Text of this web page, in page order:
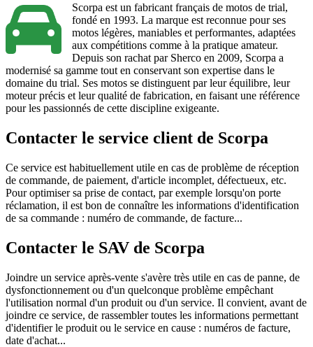
Scorpa est un fabricant français de motos de trial,
fondé en 1993. La marque est reconnue pour ses
motos légères, maniables et performantes, adaptées
aux compétitions comme à la pratique amateur.
Depuis son rachat par Sherco en 2009, Scorpa a
modernisé sa gamme tout en conservant son expertise dans le
domaine du trial. Ses motos se distinguent par leur équilibre, leur
moteur précis et leur qualité de fabrication, en faisant une référence
pour les passionnés de cette discipline exigeante.
Contacter le service client de Scorpa
Ce service est habituellement utile en cas de problème de réception
de commande, de paiement, d'article incomplet, défectueux, etc.
Pour optimiser sa prise de contact, par exemple lorsqu'on porte
réclamation, il est bon de connaître les informations d'identification
de sa commande : numéro de commande, de facture...
Contacter le SAV de Scorpa
Joindre un service après-vente s'avère très utile en cas de panne, de
dysfonctionnement ou d'un quelconque problème empêchant
l'utilisation normal d'un produit ou d'un service. Il convient, avant de
joindre ce service, de rassembler toutes les informations permettant
d'identifier le produit ou le service en cause : numéros de facture,
date d'achat...